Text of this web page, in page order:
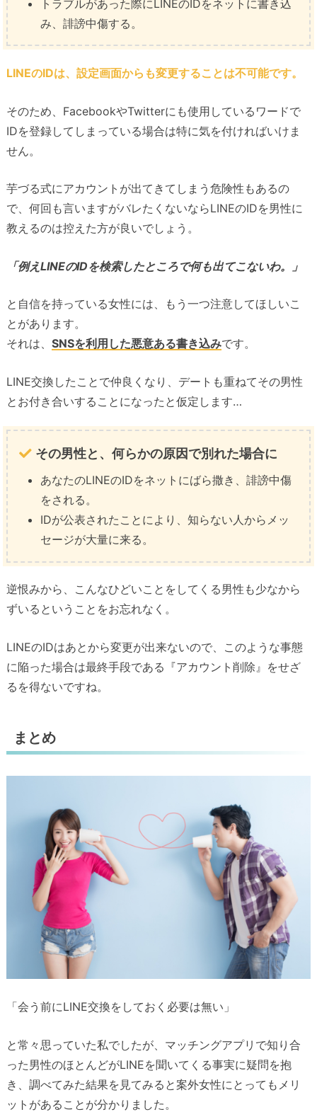
トラブルがあった際にLINEのIDをネットに書き込
み、誹謗中傷する。
LINEのIDは、設定画面からも変更することは不可能です。
そのため、FacebookやTwitterにも使用しているワードで
IDを登録してしまっている場合は特に気を付ければいけま
せん。
芋づる式にアカウントが出てきてしまう危険性もあるの
で、何回も言いますがバレたくないならLINEのIDを男性に
教えるのは控えた方が良いでしょう。
「例えLINEのIDを検索したところで何も出てこないわ。」
と自信を持っている女性には、もう一つ注意してほしいこ
とがあります。
それは、 SNSを利用した悪意ある書き込みです。
LINE交換したことで仲良くなり、デートも重ねてその男性
とお付き合いすることになったと仮定します…
その男性と、何らかの原因で別れた場合に
あなたのLINEのIDをネットにばら撒き、誹謗中傷
をされる。
IDが公表されたことにより、知らない人からメッ
セージが大量に来る。
逆恨みから、こんなひどいことをしてくる男性も少なから
ずいるということをお忘れなく。
LINEのIDはあとから変更が出来ないので、このような事態
に陥った場合は最終手段である『アカウント削除』をせざ
るを得ないですね。
まとめ
「会う前にLINE交換をしておく必要は無い」
と常々思っていた私でしたが、マッチングアプリで知り合
った男性のほとんどがLINEを聞いてくる事実に疑問を抱
き、調べてみた結果を見てみると案外女性にとってもメリ
ットがあることが分かりました。